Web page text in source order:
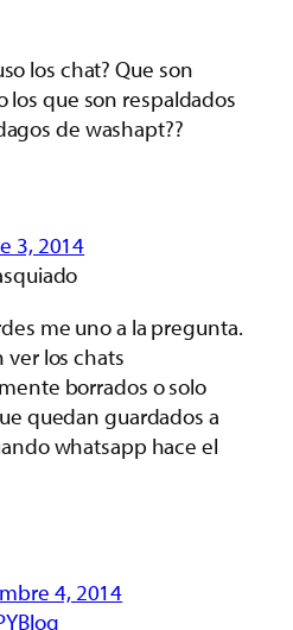
los chat? Que son
los que son respaldados
de washapt??
3, 2014
me uno a la pregunta.
ver los chats
borrados o solo
quedan guardados a
whatsapp hace el
4, 2014